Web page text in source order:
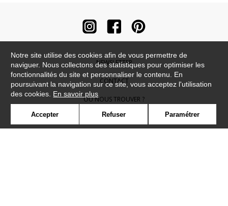
NEWSLETTER
CONTACT
OÙ NOUS TROUVER ?
CONTRACT
Notre site utilise des cookies afin de vous permettre de
naviguer. Nous collectons des statistiques pour optimiser les
fonctionnalités du site et personnaliser le contenu. En
poursuivant la navigation sur ce site, vous acceptez l'utilisation
des cookies. En savoir plus
Accepter Refuser Paramétrer